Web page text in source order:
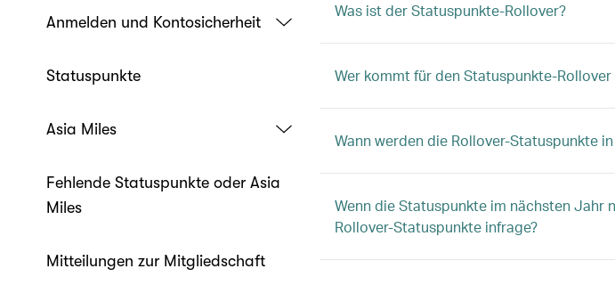
Anmelden und Kontosicherheit
Statuspunkte
Asia Miles
Fehlende Statuspunkte oder Asia
Miles
Mitteilungen zur Mitgliedschaft
Was ist der Statuspunkte-Rollover?
Wer kommt für den Statuspunkte-
Wann werden die Rollover-Statuspunkte
Wenn die Statuspunkte im nächsten Jahr
Rollover-Statuspunkte infrage?